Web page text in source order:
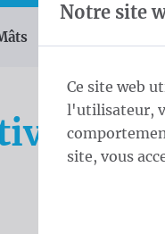
Notre site
Ce site web
l'utilisateur,
site, vous